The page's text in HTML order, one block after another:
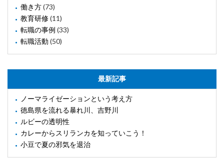
働き方(73)
教育研修(11)
転職の事例 (33)
転職活動 (50)
最新記事
ノーマライゼーションという考え方
徳島県を流れる暴れ川、吉野川
ルビーの透明性
カレーからスリランカを知っていこう！
小豆で夏の邪気を退治